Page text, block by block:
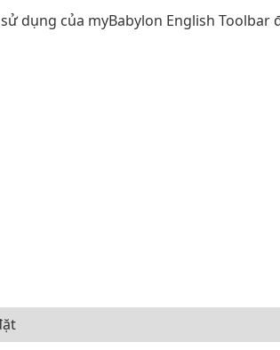
dụng của myBabylon English Toolbar